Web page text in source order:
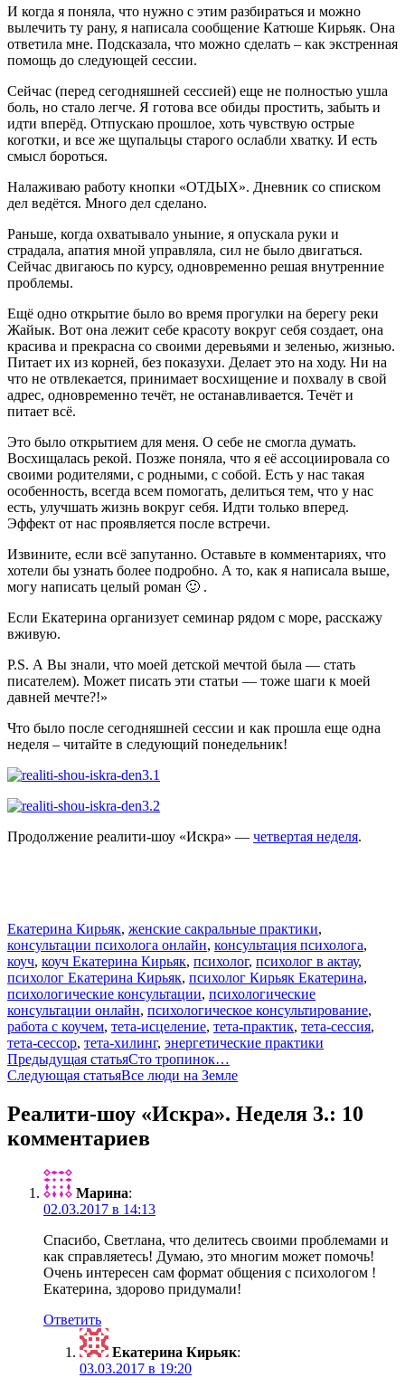
И когда я поняла, что нужно с этим разбираться и можно
вылечить ту рану, я написала сообщение Катюше Кирьяк. Она
ответила мне. Подсказала, что можно сделать – как экстренная
помощь до следующей сессии.
Сейчас (перед сегодняшней сессией) еще не полностью ушла
боль, но стало легче. Я готова все обиды простить, забыть и
идти вперёд. Отпускаю прошлое, хоть чувствую острые
коготки, и все же щупальцы старого ослабли хватку. И есть
смысл бороться.
Налаживаю работу кнопки «ОТДЫХ». Дневник со списком
дел ведётся. Много дел сделано.
Раньше, когда охватывало уныние, я опускала руки и
страдала, апатия мной управляла, сил не было двигаться.
Сейчас двигаюсь по курсу, одновременно решая внутренние
проблемы.
Ещё одно открытие было во время прогулки на берегу реки
Жайык. Вот она лежит себе красоту вокруг себя создает, она
красива и прекрасна со своими деревьями и зеленью, жизнью.
Питает их из корней, без показухи. Делает это на ходу. Ни на
что не отвлекается, принимает восхищение и похвалу в свой
адрес, одновременно течёт, не останавливается. Течёт и
питает всё.
Это было открытием для меня. О себе не смогла думать.
Восхищалась рекой. Позже поняла, что я её ассоциировала со
своими родителями, с родными, с собой. Есть у нас такая
особенность, всегда всем помогать, делиться тем, что у нас
есть, улучшать жизнь вокруг себя. Идти только вперед.
Эффект от нас проявляется после встречи.
Извините, если всё запутанно. Оставьте в комментариях, что
хотели бы узнать более подробно. А то, как я написала выше,
могу написать целый роман 🙂 .
Если Екатерина организует семинар рядом с море, расскажу
вживую.
P.S. А Вы знали, что моей детской мечтой была — стать
писателем). Может писать эти статьи — тоже шаги к моей
давней мечте?!»
Что было после сегодняшней сессии и как прошла еще одна
неделя – читайте в следующий понедельник!
Продолжение реалити-шоу «Искра» — четвертая неделя.
Екатерина Кирьяк, женские сакральные практики,
консультации психолога онлайн, консультация психолога,
коуч, коуч Екатерина Кирьяк, психолог, психолог в актау,
психолог Екатерина Кирьяк, психолог Кирьяк Екатерина,
психологические консультации, психологические
консультации онлайн, психологическое консультирование,
работа с коучем, тета-исцеление, тета-практик, тета-сессия,
тета-сессор, тета-хилинг, энергетические практики
Навигация
по
записям
Предыдущая статьяСто тропинок…
Следующая статьяВсе люди на Земле
Реалити-шоу «Искра». Неделя 3.: 10
комментариев
Марина:
02.03.2017 в 14:13
Спасибо, Светлана, что делитесь своими проблемами и
как справляетесь! Думаю, это многим может помочь!
Очень интересен сам формат общения с психологом !
Екатерина, здорово придумали!
Ответить
Екатерина Кирьяк:
03.03.2017 в 19:20